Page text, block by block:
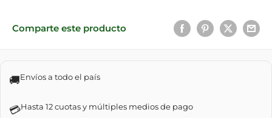
Comparte este producto
🚚Envíos a todo el país
💳Hasta 12 cuotas y múltiples medios de pago